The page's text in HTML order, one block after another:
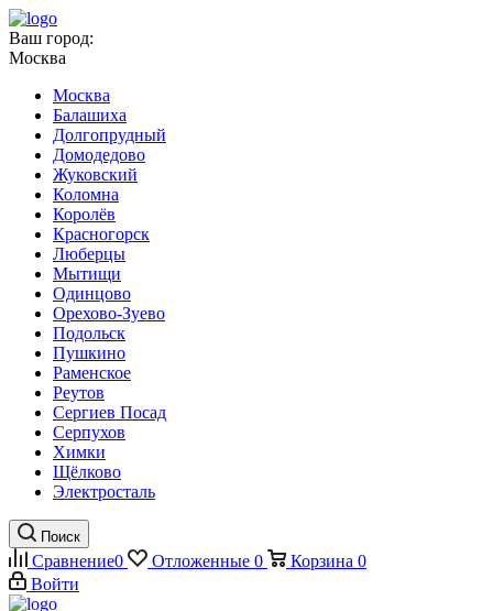
Ваш город:
Москва
Москва
Балашиха
Долгопрудный
Домодедово
Жуковский
Коломна
Королёв
Красногорск
Люберцы
Мытищи
Одинцово
Орехово-Зуево
Подольск
Пушкино
Раменское
Реутов
Сергиев Посад
Серпухов
Химки
Щёлково
Электросталь
Поиск
Сравнение0 Отложенные 0 Корзина 0
Войти